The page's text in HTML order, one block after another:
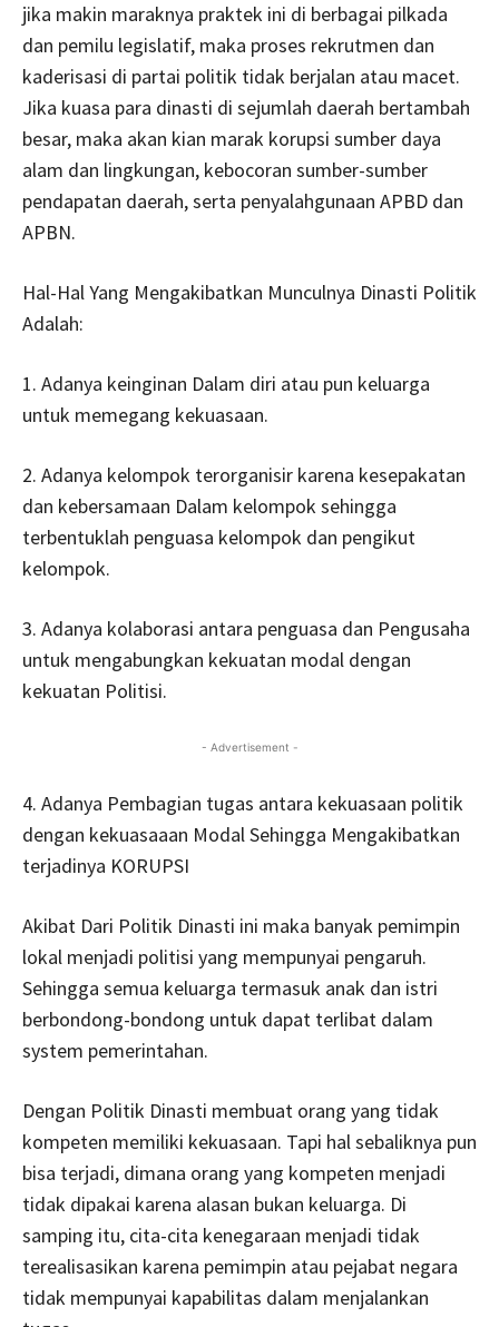
jika makin maraknya praktek ini di berbagai pilkada
dan pemilu legislatif, maka proses rekrutmen dan
kaderisasi di partai politik tidak berjalan atau macet.
Jika kuasa para dinasti di sejumlah daerah bertambah
besar, maka akan kian marak korupsi sumber daya
alam dan lingkungan, kebocoran sumber-sumber
pendapatan daerah, serta penyalahgunaan APBD dan
APBN.
Hal-Hal Yang Mengakibatkan Munculnya Dinasti Politik
Adalah:
1. Adanya keinginan Dalam diri atau pun keluarga
untuk memegang kekuasaan.
2. Adanya kelompok terorganisir karena kesepakatan
dan kebersamaan Dalam kelompok sehingga
terbentuklah penguasa kelompok dan pengikut
kelompok.
3. Adanya kolaborasi antara penguasa dan Pengusaha
untuk mengabungkan kekuatan modal dengan
kekuatan Politisi.
- Advertisement -
4. Adanya Pembagian tugas antara kekuasaan politik
dengan kekuasaaan Modal Sehingga Mengakibatkan
terjadinya KORUPSI
Akibat Dari Politik Dinasti ini maka banyak pemimpin
lokal menjadi politisi yang mempunyai pengaruh.
Sehingga semua keluarga termasuk anak dan istri
berbondong-bondong untuk dapat terlibat dalam
system pemerintahan.
Dengan Politik Dinasti membuat orang yang tidak
kompeten memiliki kekuasaan. Tapi hal sebaliknya pun
bisa terjadi, dimana orang yang kompeten menjadi
tidak dipakai karena alasan bukan keluarga. Di
samping itu, cita-cita kenegaraan menjadi tidak
terealisasikan karena pemimpin atau pejabat negara
tidak mempunyai kapabilitas dalam menjalankan